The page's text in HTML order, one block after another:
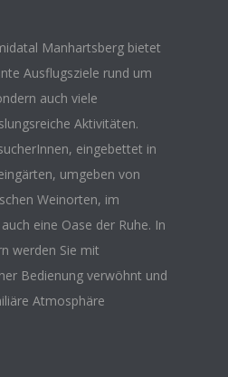
Manhartsberg bietet
Ausflugsziele rund um
auch viele
Aktivitäten.
eingebettet in
umgeben von
Weinorten, im
eine Oase der Ruhe. In
werden Sie mit
Bedienung verwöhnt und
Atmosphäre